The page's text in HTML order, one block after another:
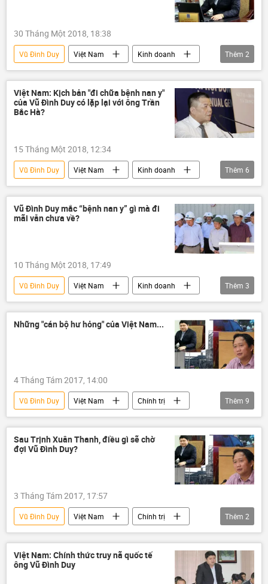
30 Tháng Một 2018, 18:38
Vũ Đình Duy Việt Nam
Kinh doanh
PVTex
PVN
Thêm 2
Việt Nam: Kịch bản "đi chữa bệnh nan y"
của Vũ Đình Duy có lặp lại với ông Trần
Bắc Hà?
15 Tháng Một 2018, 12:34
Vũ Đình Duy Việt Nam
Kinh doanh
Singapore
Trần Bắc Hà
Phạm Công Danh
Trầm Bê
BIDV
VNCB
Thêm 6
Vũ Đình Duy mắc “bệnh nan y” gì mà đi
mãi vẫn chưa về?
10 Tháng Một 2018, 17:49
Vũ Đình Duy Việt Nam
Kinh doanh
Trịnh Xuân Thanh
Vũ nhôm
PVTex
Thêm 3
Những "cán bộ hư hỏng" của Việt Nam...
4 Tháng Tám 2017, 14:00
Vũ Đình Duy Việt Nam
Chính trị
Thanh Hóa
Tây Nam Bộ
Trịnh Xuân Thanh
Trần Vũ Quỳnh Anh
Đảng Cộng sản Việt Nam
Bộ Chính Trị VN
Vụ Trịnh Xuân Thanh: Căng thẳng quan hệ Việt - Đức
Thêm 9
Sau Trịnh Xuân Thanh, điều gì sẽ chờ
đợi Vũ Đình Duy?
3 Tháng Tám 2017, 17:57
Vũ Đình Duy Việt Nam
Chính trị
PVTex
Vinalines
Thêm 2
Việt Nam: Chính thức truy nã quốc tế
ông Vũ Đình Duy